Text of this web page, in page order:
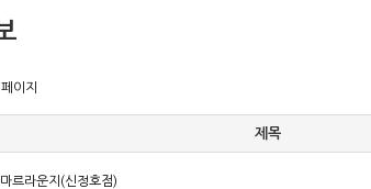
이지
제목
르라운지(신정호점)